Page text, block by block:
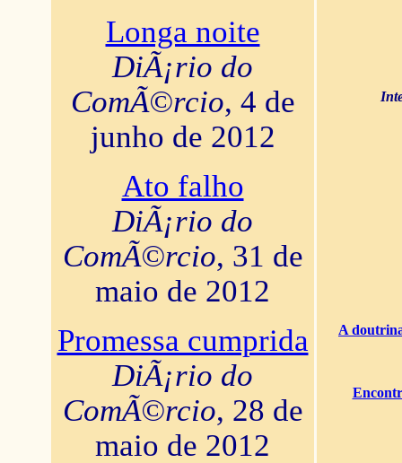
Longa noite
DiÃ¡rio do
ComÃ©rcio, 4 de
junho de 2012
Ato falho
DiÃ¡rio do
ComÃ©rcio, 31 de
maio de 2012
Promessa cumprida
DiÃ¡rio do
ComÃ©rcio, 28 de
maio de 2012
A